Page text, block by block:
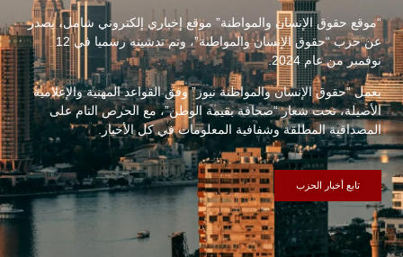
“موقع حقوق الإنسان والمواطنة” موقع إخباري إلكتروني شامل، يصدر
عن حزب “حقوق الإنسان والمواطنة”، وتم تدشينه رسميا في 12
نوفمبر من عام 2024.
يعمل “حقوق الإنسان والمواطنة نيوز” وفق القواعد المهنية والإعلامية
الأصيلة، تحت شعار “صحافة بقيمة الوطن”، مع الحرص التام على
المصداقية المطلقة وشفافية المعلومات في كل الأخبار.
تابع أخبار الحزب